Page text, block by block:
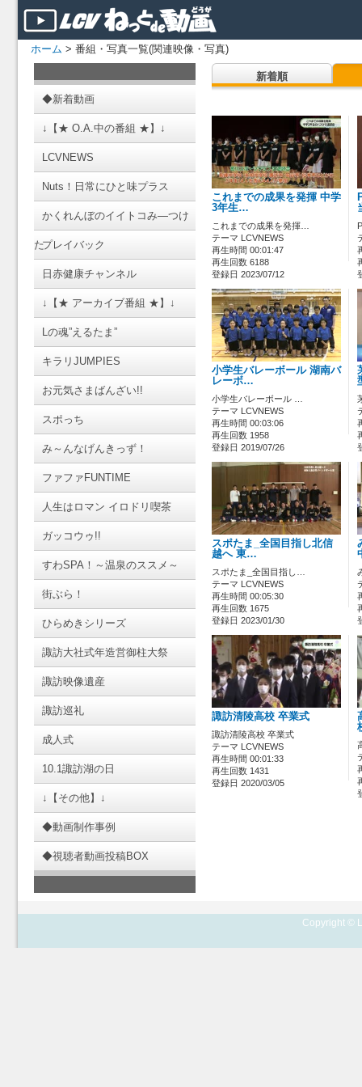
ホーム > 番組・写真一覧(関連映像・写真)
◆新着動画
↓【★ O.A.中の番組 ★】↓
LCVNEWS
Nuts！日常にひと味プラス
かくれんぼのイイトコみ―つけ
たプレイバック
日赤健康チャンネル
↓【★ アーカイブ番組 ★】↓
Lの魂”えるたま”
キラリJUMPIES
お元気さまばんざい!!
スポっち
み～んなげんきっず！
ファファFUNTIME
人生はロマン イロドリ喫茶
ガッコウゥ!!
すわSPA！～温泉のススメ～
街ぶら！
ひらめきシリーズ
諏訪大社式年造営御柱大祭
諏訪映像遺産
諏訪巡礼
成人式
10.1諏訪湖の日
↓【その他】↓
◆動画制作事例
◆視聴者動画投稿BOX
新着順
これまでの成果を発揮 中学
3年生…
これまでの成果を発揮…
テーマ LCVNEWS
再生時間 00:01:47
再生回数 6188
登録日 2023/07/12
小学生バレーボール 湖南バ
レーボ…
小学生バレーボール …
テーマ LCVNEWS
再生時間 00:03:06
再生回数 1958
登録日 2019/07/26
スポたま_全国目指し北信
越へ 東…
スポたま_全国目指し…
テーマ LCVNEWS
再生時間 00:05:30
再生回数 1675
登録日 2023/01/30
諏訪清陵高校 卒業式
諏訪清陵高校 卒業式
テーマ LCVNEWS
再生時間 00:01:33
再生回数 1431
登録日 2020/03/05
Copyright ©